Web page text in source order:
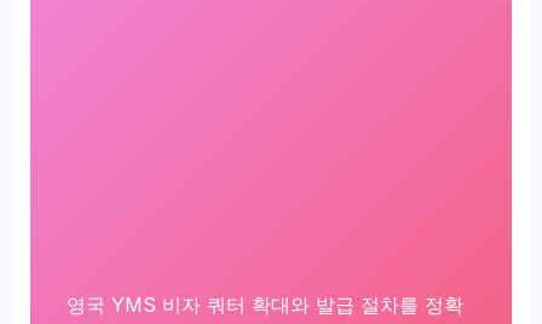
영국 YMS 비자 쿼터 확대와 발급 절차를 정확